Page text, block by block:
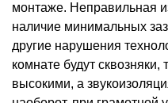
монтаже. Неправильная
наличие минимальных
другие нарушения
комнате будут сквозняки,
высокими, а